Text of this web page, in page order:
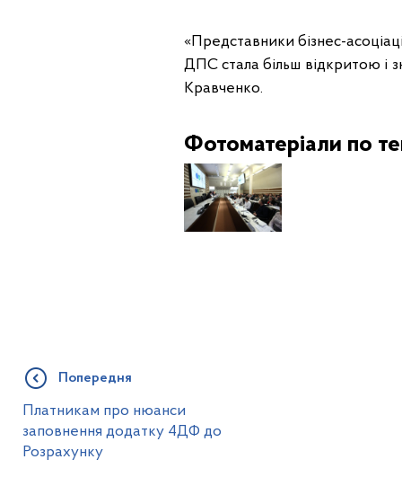
«Представники бізнес-
ДПС стала більш відкритою і
Кравченко.
Фотоматеріали по
Попередня
Платникам про нюанси
заповнення додатку 4ДФ до
Розрахунку